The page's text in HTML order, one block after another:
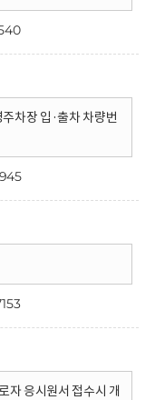
차장 입·출차 차량번
자 응시원서 접수시 개